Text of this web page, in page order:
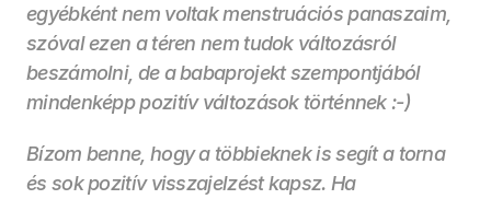
egyébként nem voltak menstruációs panaszaim,
szóval ezen a téren nem tudok változásról
beszámolni, de a babaprojekt szempontjából
mindenképp pozitív változások történnek :-)
Bízom benne, hogy a többieknek is segít a torna
és sok pozitív visszajelzést kapsz. Ha